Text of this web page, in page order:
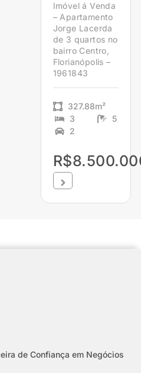
Imóvel á Venda
– Apartamento
Jorge Lacerda
de 3 quartos no
bairro Centro,
Florianópolis –
1961843
327.88m²
3
5
2
de Confiança em Negócios